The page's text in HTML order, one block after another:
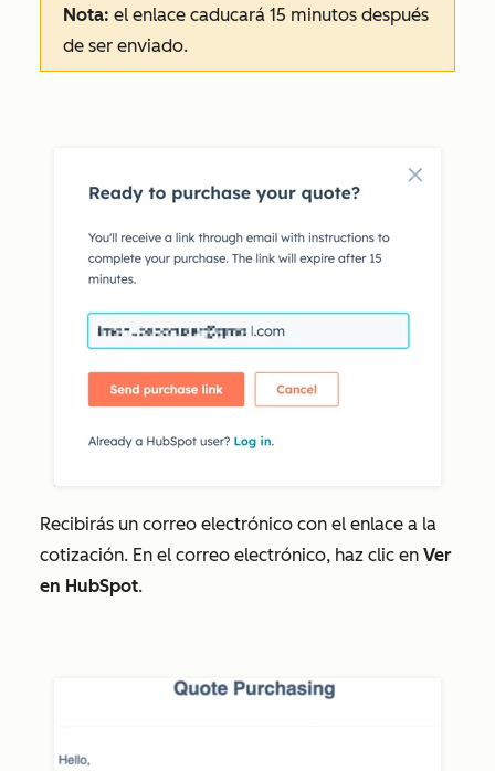
Nota: el enlace caducará 15 minutos después
de ser enviado.
Recibirás un correo electrónico con el enlace a la
cotización. En el correo electrónico, haz clic en Ver
en HubSpot.